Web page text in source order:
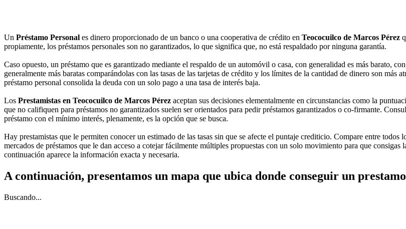
Un Préstamo Personal es dinero proporcionado de un banco o una cooperativa de crédito en Teococuilco de Marcos Pérez
propiamente, los préstamos personales son no garantizados, lo que significa que, no está respaldado por ninguna garantía.
Caso opuesto, un préstamo que es garantizado mediante el respaldo de un automóvil o casa, con generalidad es más barato,
generalmente más baratas comparándolas con las tasas de las tarjetas de crédito y los límites de la cantidad de dinero son
préstamo personal consolida la deuda con un solo pago a una tasa de interés baja.
Los Prestamistas en Teococuilco de Marcos Pérez aceptan sus decisiones elementalmente en circunstancias como la
que no califiquen para préstamos no garantizados suelen ser orientados para pedir préstamos garantizados o co-firmante.
préstamo con el mínimo interés, plenamente, es la opción que se busca.
Hay prestamistas que le permiten conocer un estimado de las tasas sin que se afecte el puntaje crediticio. Compare entre todos
mercados de préstamos que le dan acceso a cotejar fácilmente múltiples propuestas con un solo movimiento para que
continuación aparece la información exacta y necesaria.
A continuación, presentamos un mapa que ubica donde conseguir un
Buscando...